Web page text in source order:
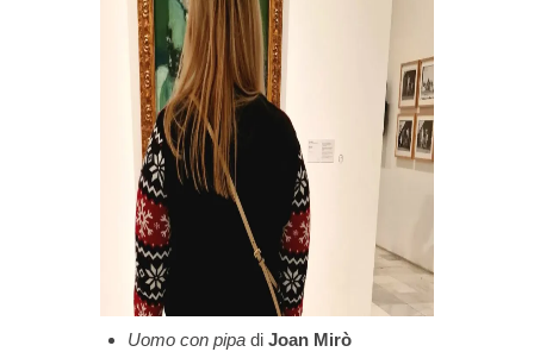
Uomo con pipadi Joan Mirò